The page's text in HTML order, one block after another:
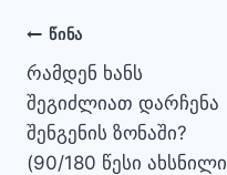
პოსტის
ნავიგაცია
ᲬᲘᲜᲐ
რამდენ ხანს
შეგიძლიათ დარჩენა
შენგენის ზონაში?
(90/180 წესი ახსნილი